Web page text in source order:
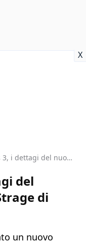
X
Borderlands 3, i dettagi del nuovo hotfix e della Strage di Capodanno
del
di
un nuovo